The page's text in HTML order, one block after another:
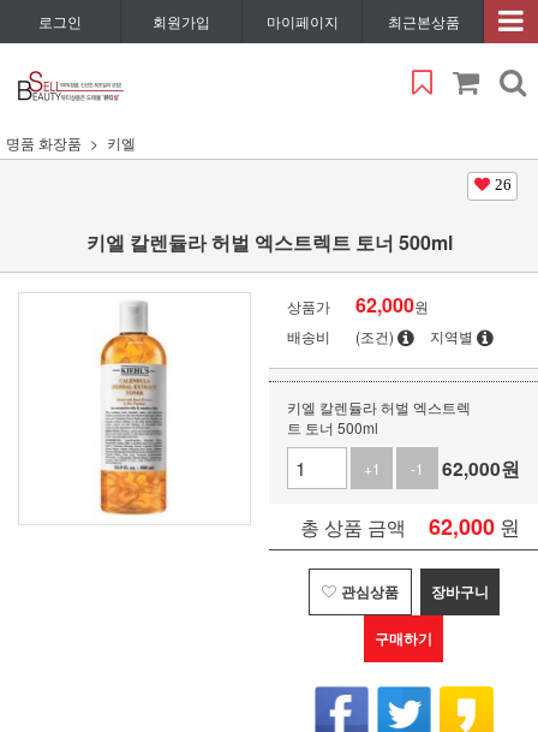
로그인 회원가입 마이페이지 최근본상품
명품 화장품 키엘
26
키엘 칼렌듈라 허벌 엑스트렉트 토너 500ml
상품가 62,000원
배송비
(조건) 지역별
키엘 칼렌듈라 허벌 엑스트렉
트 토너 500ml
+1
-1 62,000원
총 상품 금액 62,000 원
관심상품 장바구니
구매하기